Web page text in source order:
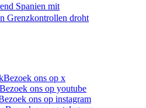
Spanien mit
Grenzkontrollen droht
Bezoek ons op x
Bezoek ons op youtube
ons op instagram